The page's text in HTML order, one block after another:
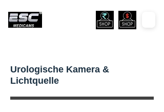
Urologische Kamera &
Lichtquelle